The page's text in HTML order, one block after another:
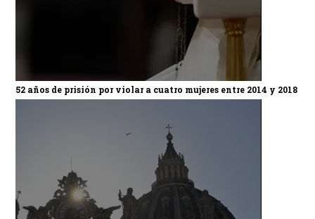
52 años de prisión por violar a cuatro mujeres entre 2014 y 2018